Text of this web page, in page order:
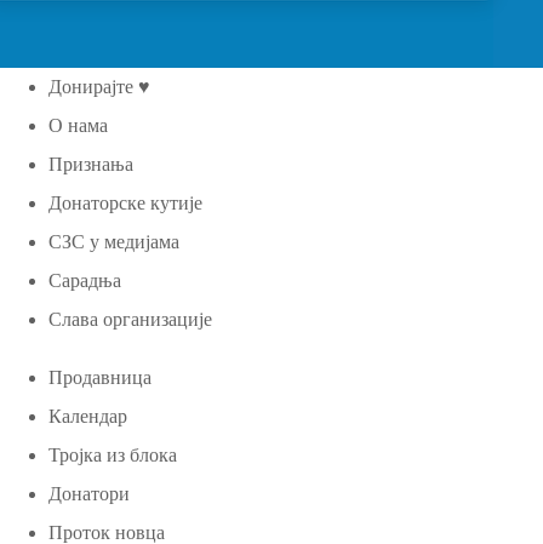
Донирајте ♥
О нама
Признања
Донаторске кутије
СЗС у медијама
Сарадња
Слава организације
Продавница
Календар
Тројка из блока
Донатори
Проток новца